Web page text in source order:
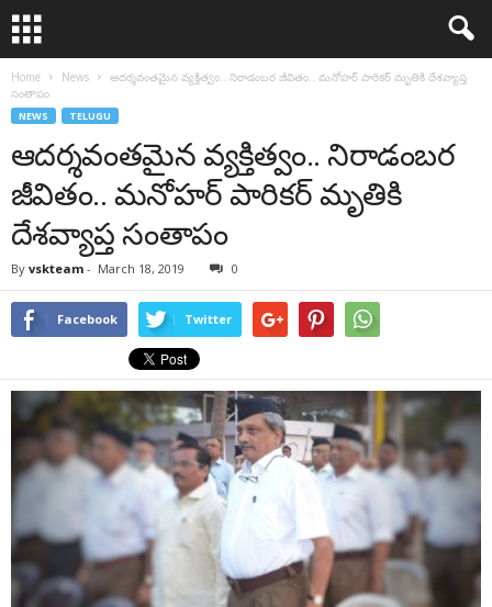
Home News
ఆదర్శవంతమైన వ్యక్తిత్వం.. నిరాడంబర జీవితం.. మనోహర్ పారికర్ మృతికి దేశవ్యాప్త
సంతాపం
NEWS TELUGU
ఆదర్శవంతమైన వ్యక్తిత్వం.. నిరాడంబర
జీవితం.. మనోహర్ పారికర్ మృతికి
దేశవ్యాప్త సంతాపం
By vskteam - March 18, 2019 0
Facebook Twitter